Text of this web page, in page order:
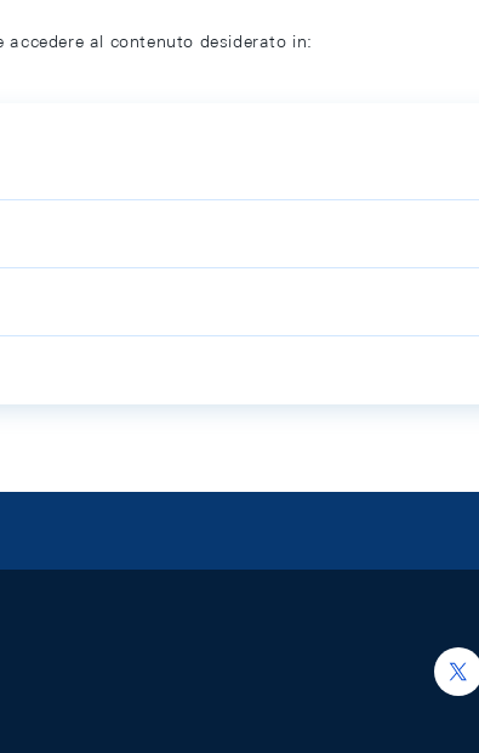
al contenuto desiderato in: